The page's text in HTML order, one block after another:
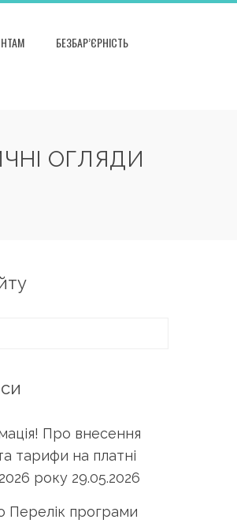
БЕЗБАР’ЄРНІСТЬ
ОГЛЯДИ
Про внесення
тарифи на платні
року 29.05.2026
Перелік програми